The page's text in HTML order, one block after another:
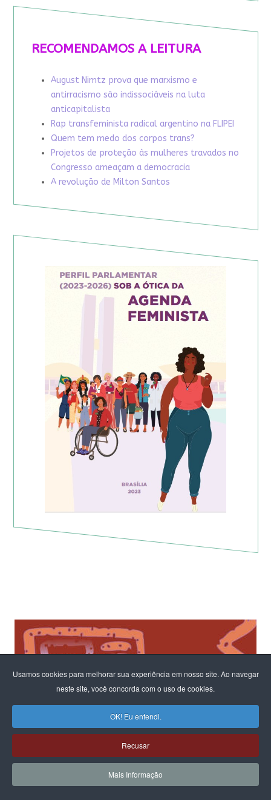
Usamos cookies para melhorar sua experiência em nosso site. Ao navegar
neste site, você concorda com o uso de cookies.
OK! Eu entendi.
Recusar
Mais Informação
RECOMENDAMOS A LEITURA
August Nimtz prova que marxismo e
antirracismo são indissociáveis na luta
anticapitalista
Rap transfeminista radical argentino na FLIPEI
Quem tem medo dos corpos trans?
Projetos de proteção às mulheres travados no
Congresso ameaçam a democracia
A revolução de Milton Santos